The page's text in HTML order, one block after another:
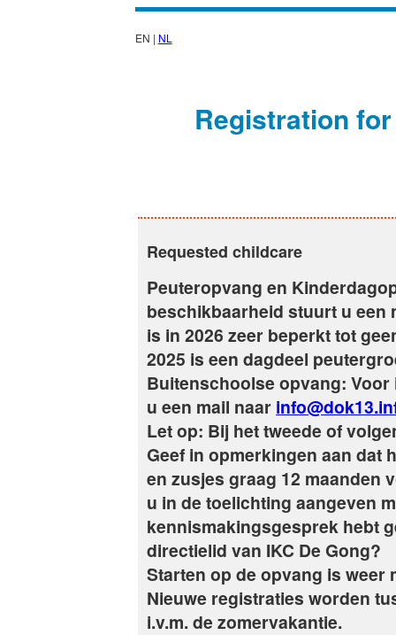
EN | NL
Registration
Requested childcare
Peuteropvang en
beschikbaarheid stuurt u een
is in 2026 zeer beperkt tot
2025 is een dagdeel
Buitenschoolse opvang:
u een mail naar
Let op: Bij het tweede of
Geef in opmerkingen aan dat
en zusjes graag 12 maanden
u in de toelichting aangeven
kennismakingsgesprek hebt
directielid van IKC De Gong?
Starten op de opvang is weer
Nieuwe registraties worden
i.v.m. de zomervakantie.